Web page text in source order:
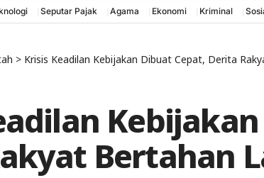
Seputar Pajak Agama Ekonomi Kriminal
> Krisis Keadilan Kebijakan Dibuat Cepat, Derita
Bertahan